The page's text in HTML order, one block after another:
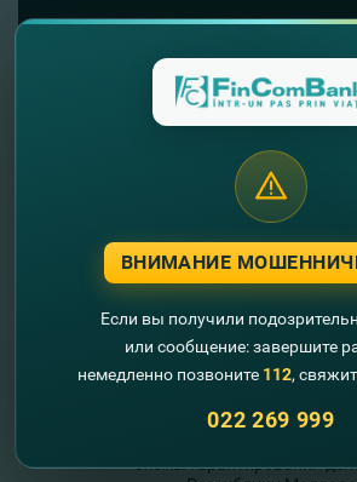
Схемы гарантирования
ВНИМАНИЕ
Если вы получили
или сообщение: завершите
немедленно позвоните 112,
022 269 999